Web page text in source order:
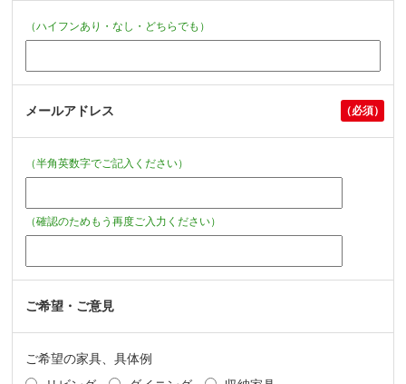
（ハイフンあり・なし・どちらでも）
メールアドレス
（半角英数字でご記入ください）
（確認のためもう再度ご入力ください）
ご希望・ご意見
ご希望の家具、具体例